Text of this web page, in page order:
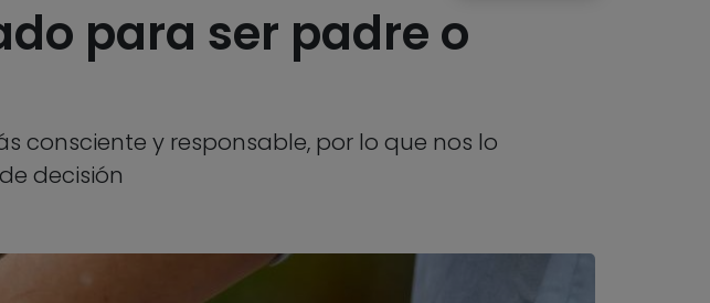
para ser padre o
consciente y responsable, por lo que nos lo
decisión